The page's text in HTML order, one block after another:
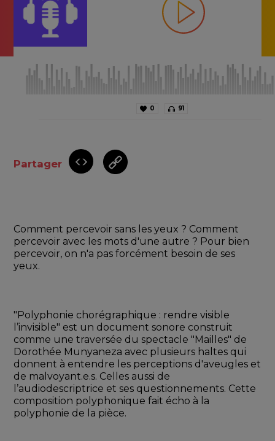
0 91
Partager
Comment percevoir sans les yeux ? Comment
percevoir avec les mots d'une autre ? Pour bien
percevoir, on n'a pas forcément besoin de ses
yeux.
"Polyphonie chorégraphique : rendre visible
l’invisible" est un document sonore construit
comme une traversée du spectacle "Mailles" de
Dorothée Munyaneza avec plusieurs haltes qui
donnent à entendre les perceptions d'aveugles et
de malvoyant.e.s. Celles aussi de
l’audiodescriptrice et ses questionnements. Cette
composition polyphonique fait écho à la
polyphonie de la pièce.